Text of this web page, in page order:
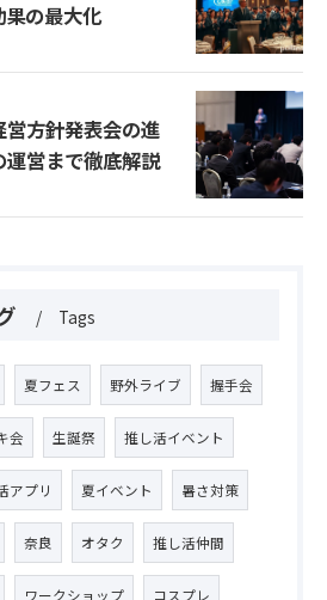
の最大化
方針発表会の進
営まで徹底解説
Tags
夏フェス 野外ライブ 握手会
会 生誕祭 推し活イベント
アプリ 夏イベント 暑さ対策
奈良 オタク 推し活仲間
ワークショップ コスプレ